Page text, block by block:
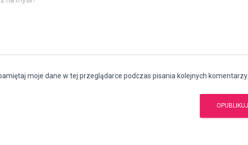
moje dane w tej przeglądarce podczas pisania kolejnych komentarzy.